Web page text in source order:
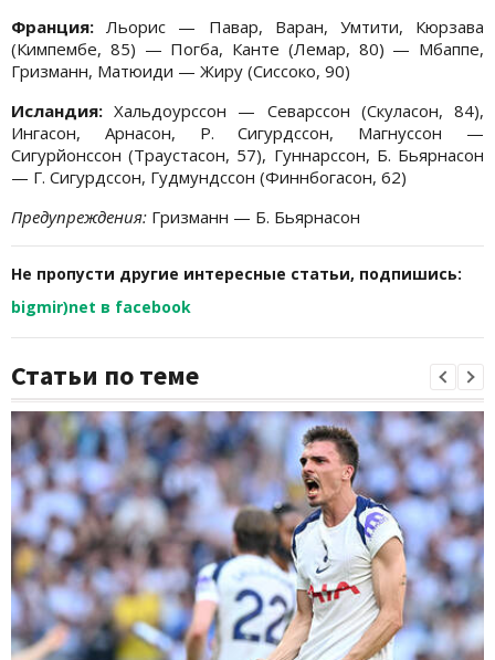
Франция: Льорис — Павар, Варан, Умтити, Кюрзава
(Кимпембе, 85) — Погба, Канте (Лемар, 80) — Мбаппе,
Гризманн, Матюиди — Жиру (Сиссоко, 90)
Исландия: Хальдоурссон — Севарссон (Скуласон, 84),
Ингасон, Арнасон, Р. Сигурдссон, Магнуссон —
Сигурйонссон (Траустасон, 57), Гуннарссон, Б. Бьярнасон
— Г. Сигурдссон, Гудмундссон (Финнбогасон, 62)
Предупреждения: Гризманн — Б. Бьярнасон
Не пропусти другие интересные статьи, подпишись:
bigmir)net в facebook
Статьи по теме